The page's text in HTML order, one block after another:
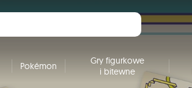
Pokémon
Gry figurkowe
i bitewne